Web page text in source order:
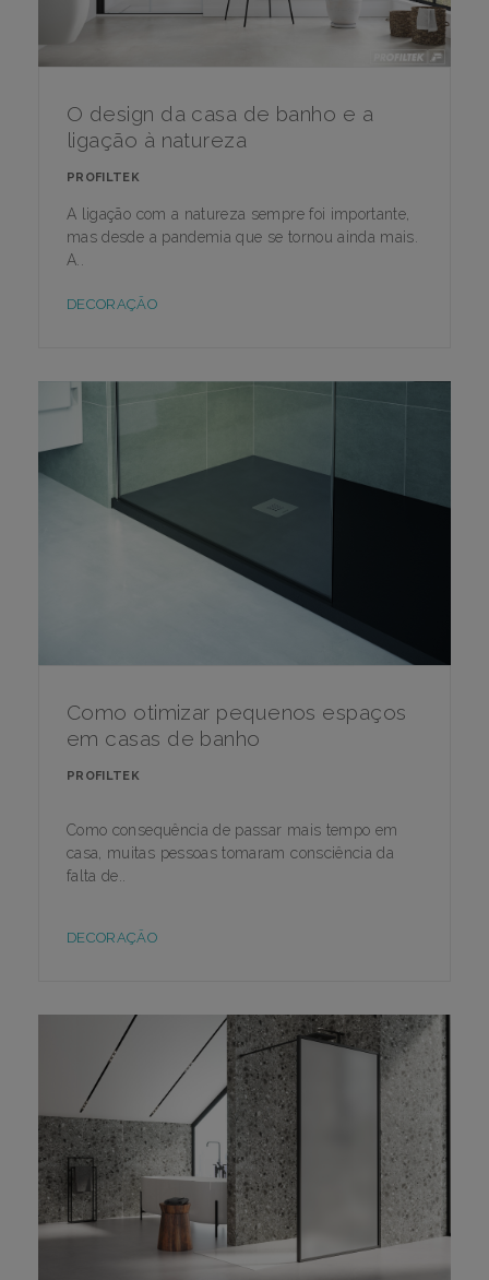
O design da casa de banho e a
ligação à natureza
PROFILTEK
A ligação com a natureza sempre foi importante,
mas desde a pandemia que se tornou ainda mais.
A..
DECORAÇÃO
Como otimizar pequenos espaços
em casas de banho
PROFILTEK
Como consequência de passar mais tempo em
casa, muitas pessoas tomaram consciência da
falta de..
DECORAÇÃO